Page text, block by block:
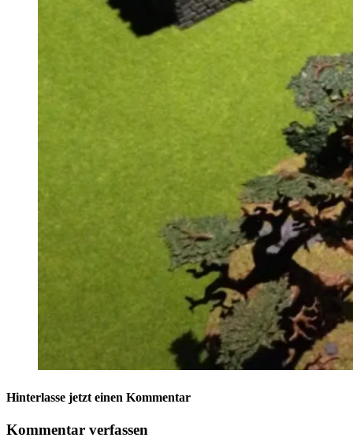
Hinterlasse jetzt einen Kommentar
Kommentar verfassen